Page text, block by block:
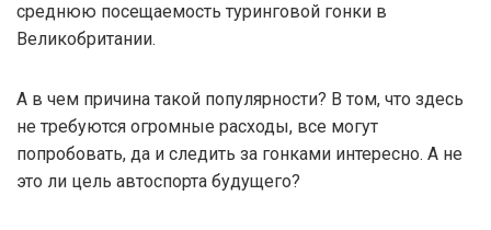
среднюю посещаемость туринговой гонки в
Великобритании.
А в чем причина такой популярности? В том, что здесь
не требуются огромные расходы, все могут
попробовать, да и следить за гонками интересно. А не
это ли цель автоспорта будущего?